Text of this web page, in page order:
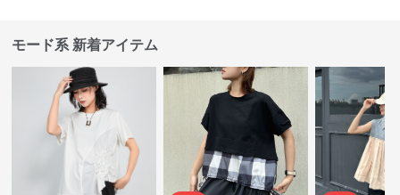
モード系 新着アイテム